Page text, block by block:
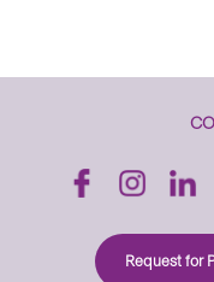
Request for